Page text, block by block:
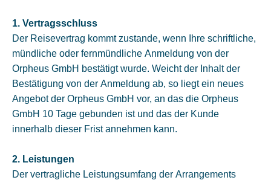
1. Vertragsschluss
Der Reisevertrag kommt zustande, wenn Ihre schriftliche,
mündliche oder fernmündliche Anmeldung von der
Orpheus GmbH bestätigt wurde. Weicht der Inhalt der
Bestätigung von der Anmeldung ab, so liegt ein neues
Angebot der Orpheus GmbH vor, an das die Orpheus
GmbH 10 Tage gebunden ist und das der Kunde
innerhalb dieser Frist annehmen kann.
2. Leistungen
Der vertragliche Leistungsumfang der Arrangements